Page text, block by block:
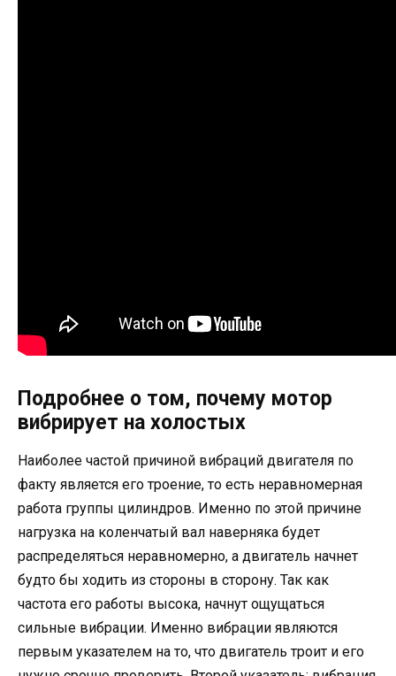
Подробнее о том, почему мотор
вибрирует на холостых
Наиболее частой причиной вибраций двигателя по
факту является его троение, то есть неравномерная
работа группы цилиндров. Именно по этой причине
нагрузка на коленчатый вал наверняка будет
распределяться неравномерно, а двигатель начнет
будто бы ходить из стороны в сторону. Так как
частота его работы высока, начнут ощущаться
сильные вибрации. Именно вибрации являются
первым указателем на то, что двигатель троит и его